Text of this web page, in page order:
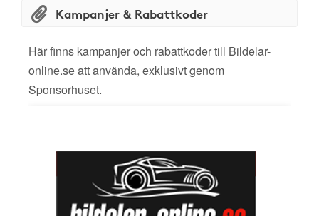
Kampanjer & Rabattkoder
Här finns kampanjer och rabattkoder till Bildelar-
online.se att använda, exklusivt genom
Sponsorhuset.